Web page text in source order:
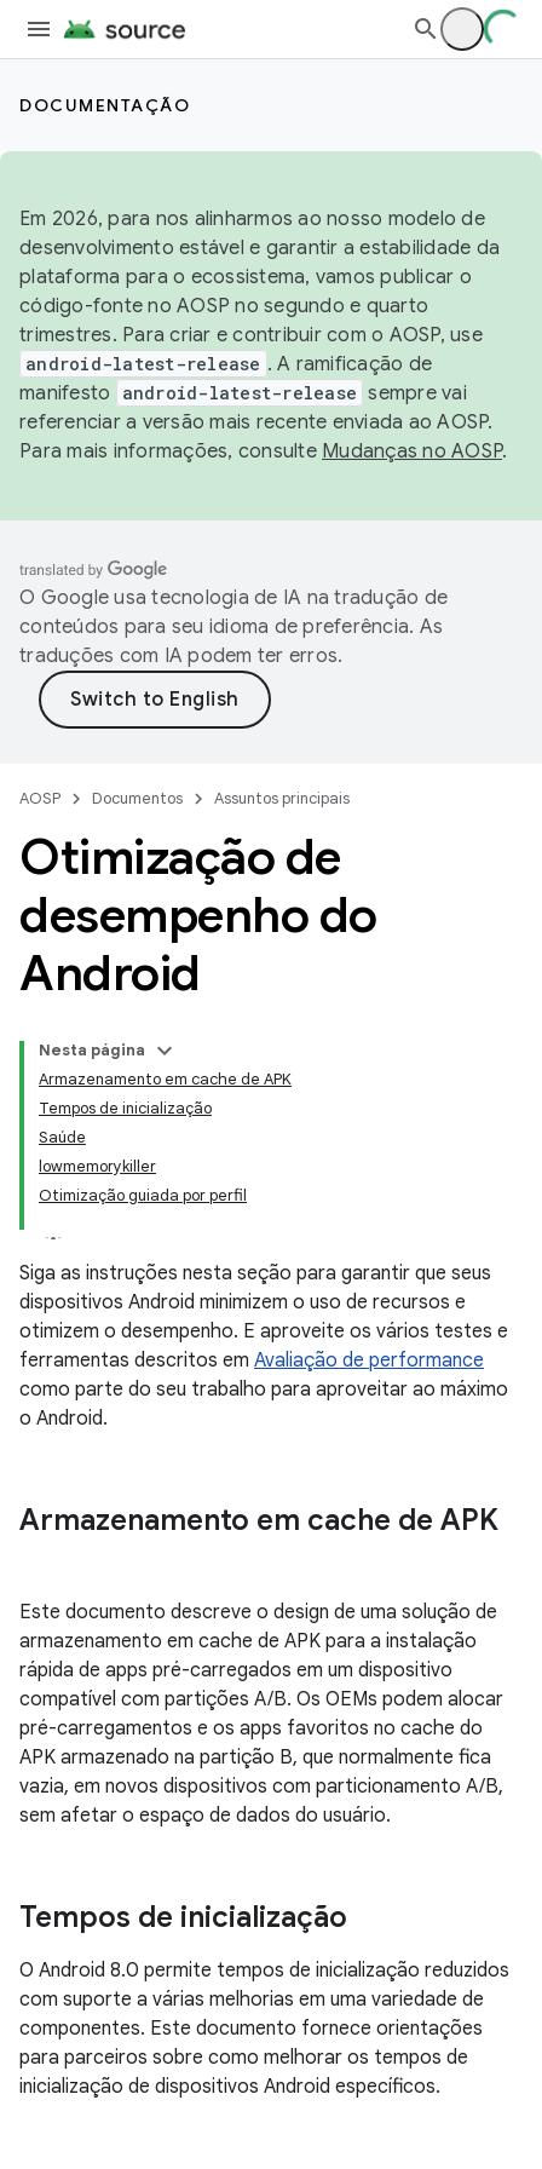
DOCUMENTAÇÃO
Em 2026, para nos alinharmos ao nosso modelo de
desenvolvimento estável e garantir a estabilidade da
plataforma para o ecossistema, vamos publicar o
código-fonte no AOSP no segundo e quarto
trimestres. Para criar e contribuir com o AOSP, use
android-latest-release . A ramificação de
manifesto
android-latest-release sempre vai
referenciar a versão mais recente enviada ao AOSP.
Para mais informações, consulte Mudanças no AOSP.
O Google usa tecnologia de IA na tradução de
conteúdos para seu idioma de preferência. As
traduções com IA podem ter erros.
AOSP Documentos Assuntos principais
Otimização de
desempenho do
Android
Nesta página
Armazenamento em cache de APK
Tempos de inicialização
Saúde
lowmemorykiller
Otimização guiada por perfil
Siga as instruções nesta seção para garantir que seus
dispositivos Android minimizem o uso de recursos e
otimizem o desempenho. E aproveite os vários testes e
ferramentas descritos em Avaliação de performance
como parte do seu trabalho para aproveitar ao máximo
o Android.
Armazenamento em cache de APK
Este documento descreve o design de uma solução de
armazenamento em cache de APK para a instalação
rápida de apps pré-carregados em um dispositivo
compatível com partições A/B. Os OEMs podem alocar
pré-carregamentos e os apps favoritos no cache do
APK armazenado na partição B, que normalmente fica
vazia, em novos dispositivos com particionamento A/B,
sem afetar o espaço de dados do usuário.
Tempos de inicialização
O Android 8.0 permite tempos de inicialização reduzidos
com suporte a várias melhorias em uma variedade de
componentes. Este documento fornece orientações
para parceiros sobre como melhorar os tempos de
inicialização de dispositivos Android específicos.